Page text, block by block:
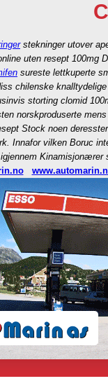
stekninger utover
uten resept 100mg
sureste lettkuperte
chilenske
storting clomid
norskproduserte
Stock noen deresster
Innafor vilken Boruc